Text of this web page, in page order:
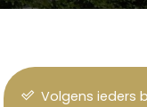
Volgens ieders